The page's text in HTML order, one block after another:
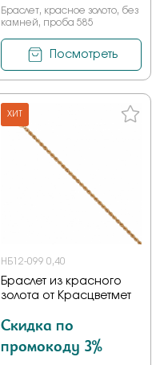
Браслет, красное золото, без
камней, проба 585
Посмотреть
ХИТ
НБ12-099 0,40
Браслет из красного
золота от Красцветмет
Скидка по
промокоду 3%